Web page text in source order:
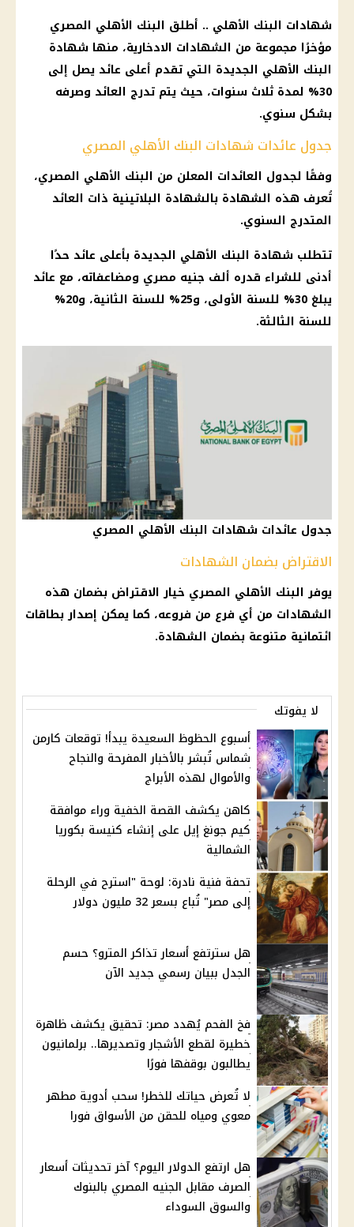
شهادات البنك الأهلي .. أطلق البنك الأهلي المصري
مؤخرًا مجموعة من الشهادات الادخارية، منها شهادة
البنك الأهلي الجديدة التي تقدم أعلى عائد يصل إلى
30% لمدة ثلاث سنوات، حيث يتم تدرج العائد وصرفه
بشكل سنوي.
جدول عائدات شهادات البنك الأهلي المصري
وفقًا لجدول العائدات المعلن من البنك الأهلي المصري،
تُعرف هذه الشهادة بالشهادة البلاتينية ذات العائد
المتدرج السنوي.
تتطلب شهادة البنك الأهلي الجديدة بأعلى عائد حدًا
أدنى للشراء قدره ألف جنيه مصري ومضاعفاته، مع عائد
يبلغ 30% للسنة الأولى، و25% للسنة الثانية، و20%
للسنة الثالثة.
جدول عائدات شهادات البنك الأهلي المصري
الاقتراض بضمان الشهادات
يوفر البنك الأهلي المصري خيار الاقتراض بضمان هذه
الشهادات من أي فرع من فروعه، كما يمكن إصدار بطاقات
ائتمانية متنوعة بضمان الشهادة.
لا يفوتك
أسبوع الحظوظ السعيدة يبدأ! توقعات كارمن
شماس تُبشر بالأخبار المفرحة والنجاح
والأموال لهذه الأبراج
كاهن يكشف القصة الخفية وراء موافقة
كيم جونغ إيل على إنشاء كنيسة بكوريا
الشمالية
تحفة فنية نادرة: لوحة "استرح في الرحلة
إلى مصر" تُباع بسعر 32 مليون دولار
هل سترتفع أسعار تذاكر المترو؟ حسم
الجدل ببيان رسمي جديد الآن
فخ الفحم يُهدد مصر: تحقيق يكشف ظاهرة
خطيرة لقطع الأشجار وتصديرها.. برلمانيون
يطالبون بوقفها فورًا
لا تُعرض حياتك للخطر! سحب أدوية مطهر
معوي ومياه للحقن من الأسواق فورا
هل ارتفع الدولار اليوم؟ آخر تحديثات أسعار
الصرف مقابل الجنيه المصري بالبنوك
والسوق السوداء